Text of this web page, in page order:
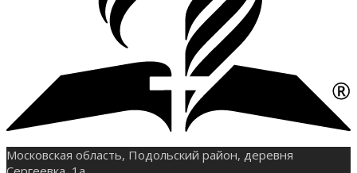
Московская область, Подольский район, деревня